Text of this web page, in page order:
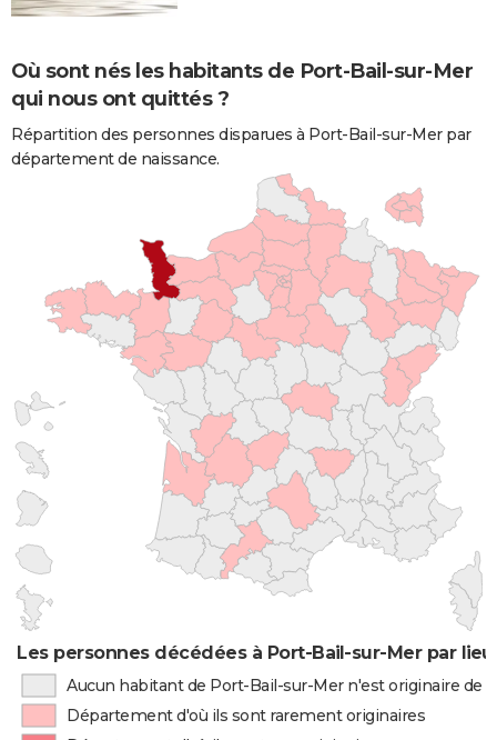
Où sont nés les habitants de Port-Bail-sur-Mer
qui nous ont quittés ?
Répartition des personnes disparues à Port-Bail-sur-Mer par
département de naissance.
Les personnes décédées à Port-Bail-sur-Mer par
Aucun habitant de Port-Bail-sur-Mer n'est originaire de
Département d'où ils sont rarement originaires